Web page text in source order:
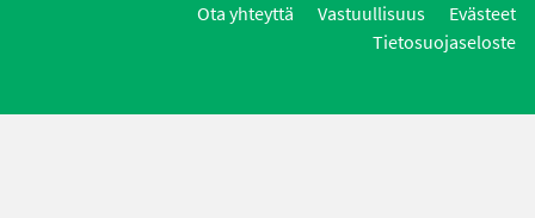
Ota yhteyttä
Vastuullisuus
Evästeet
Tietosuojaseloste